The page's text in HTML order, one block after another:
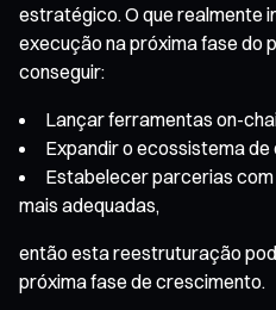
estratégico. O que realmente
execução na próxima fase do
conseguir:
Lançar ferramentas on-
Expandir o ecossistema de
Estabelecer parcerias
mais adequadas,
então esta reestruturação
próxima fase de crescimento.